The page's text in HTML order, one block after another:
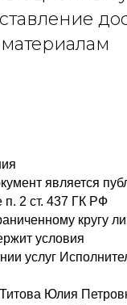
материалам
является
2 ст. 437 ГК РФ
кругу
условия
услуг
Юлия